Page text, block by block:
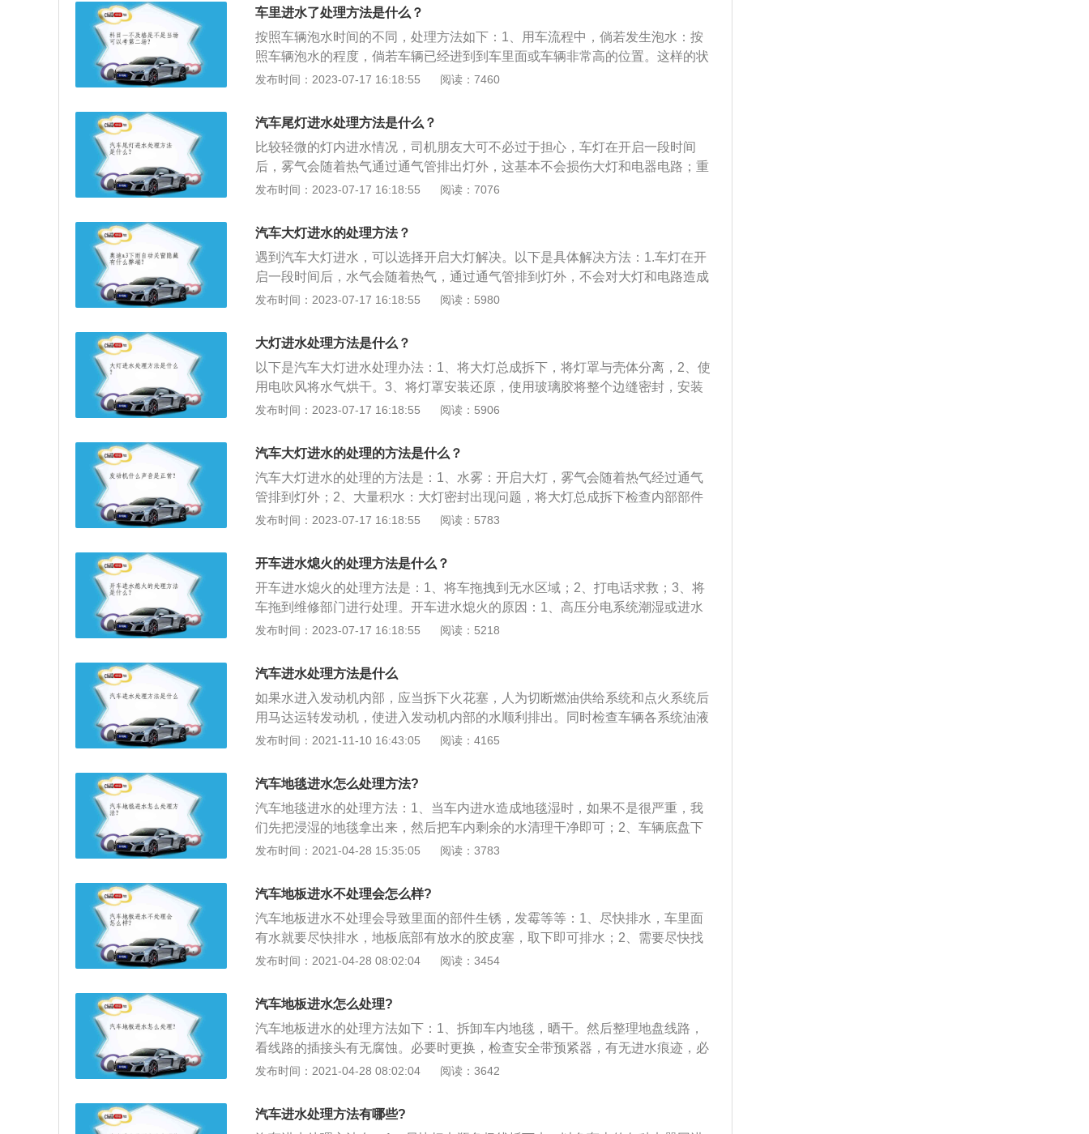
力，是给山地车洗链条用，可以打磨或者弱酸清洗。
车里进水了处理方法是什么？
按照车辆泡水时间的不同，处理方法如下：1、用车流程中，倘若发生泡水：按
照车辆泡水的程度，倘若车辆已经进到到车里面或车辆非常高的位置。这样的状
况一定不能在进到车里面移动车辆。需要尽快将车辆拖到修理机构实行检测修
火，一定不能再实行驾驶。应立即联络修理机构实行处理。因为出现这样的状况
的最大原因，是由于水已经发动机通过进气系统，严重的已经进到发动机燃烧室
内，影响到的熄火现象。倘若继续驾驶或继续起动车辆的话，发动机很有可能会
损坏。3、没有完全排除隐患的车辆：曾经被水泡过，但通过修理，没有完全排
除隐患的车辆。这样的状况，继续使用的风险比较大。严重的会发生车辆自燃，
发布时间：2023-07-17 16:18:55 阅读：7460
汽车尾灯进水处理方法是什么？
比较轻微的灯内进水情况，司机朋友大可不必过于担心，车灯在开启一段时间
后，雾气会随着热气通过通气管排出灯外，这基本不会损伤大灯和电器电路；重
度进水应该尽早去4S店拆解维修，或者将其拆卸，并打开灯罩，晾干后，检查尾
通气管。关于车灯的相关信息如下：1、简介：车灯就是指车辆上的灯具、是车
车灯：倒车灯在驾驶者挂上倒档时自动开启，它是白色透明的灯，主要是起提示
后面车辆正在倒车的作用。
发布时间：2023-07-17 16:18:55 阅读：7076
汽车大灯进水的处理方法？
遇到汽车大灯进水，可以选择开启大灯解决。以下是具体解决方法：1.车灯在开
启一段时间后，水气会随着热气，通过通气管排到灯外，不会对大灯和电路造成
损伤。2.如果车主有高压气枪，或者电吹风，将其调至冷风档，对发动机舱内容
密封出现问题。解决方法需将大灯拆下，仔细检查内部部件是否有破损，如存在
破损，需对大灯进行更换。
发布时间：2023-07-17 16:18:55 阅读：5980
大灯进水处理方法是什么？
以下是汽车大灯进水处理办法：1、将大灯总成拆下，将灯罩与壳体分离，2、使
用电吹风将水气烘干。3、将灯罩安装还原，使用玻璃胶将整个边缝密封，安装
好灯泡。以下是大灯进水处理方法：1、开灯晒干。将远光灯开启10分钟，然后
掉。2、将大灯灯罩拆下，用布擦干，再把大灯灯罩密封上。
发布时间：2023-07-17 16:18:55 阅读：5906
汽车大灯进水的处理的方法是什么？
汽车大灯进水的处理的方法是：1、水雾：开启大灯，雾气会随着热气经过通气
管排到灯外；2、大量积水：大灯密封出现问题，将大灯总成拆下检查内部部件
是否有破损，使用电吹风将水气烘干。大灯的拆下方法是：1、打开前机盖；2、
与前杠导槽固定螺丝，用手抓住前大灯的边缘部分，即可拉出前大灯。大灯的作
用是：1、准确照亮前方道路；2、提高夜间行驶的安全性；3、避免影响对面车
驾驶员的视线。
发布时间：2023-07-17 16:18:55 阅读：5783
开车进水熄火的处理方法是什么？
开车进水熄火的处理方法是：1、将车拖拽到无水区域；2、打电话求救；3、将
车拖到维修部门进行处理。开车进水熄火的原因：1、高压分电系统潮湿或进水
短路；2、排气管进水；3、进气口进水，即在空气滤清器处进水；4、发动机进
度超过前保险杠，行车时应多警惕；2、涉水深度超过发动机舱盖，不要继续行
驶；3、不要高速过水沟、水坑；4、保持足够的安全距离。
发布时间：2023-07-17 16:18:55 阅读：5218
汽车进水处理方法是什么
如果水进入发动机内部，应当拆下火花塞，人为切断燃油供给系统和点火系统后
用马达运转发动机，使进入发动机内部的水顺利排出。同时检查车辆各系统油液
状况，出现起沫、浑浊等现象应及时进行更换。1、车辆涉水过程中如果出现进
点，尽量使车辆前高后低，这样可使进入排气管中的水流出，避免损坏三元催化
转换器及消声器；检测完毕后应用压缩空气清除发动机舱内部电器连接部件，防
止水分积存在电器连接部位造成的腐蚀。重点清除部位是：保险盒、传感器插
头、车身积水存积处。清理完毕后，进行车辆路试，以确定发动机在行驶过程中
无异常噪音。如有明显行驶噪音，检查发动机轴承和旋转部件；2、涉水中如果
堵，打开胶堵能够放出车厢内的积水。但由于车内装饰材料地胶吸水性很强，应
拆除地胶，放置于宽敞空间便于水分的蒸发，安装后还要注意打开空调，将车辆
循环开关调整到内循环，使车厢内水蒸气通过空调系统排出车外，在夏季这是一
其是涉及到转向、传动等系统。如维修手册要求陆地巡洋舰在涉水后要对底盘部
或者对底盘进行拆装检查。
发布时间：2021-11-10 16:43:05 阅读：4165
汽车地毯进水怎么处理方法?
汽车地毯进水的处理方法：1、当车内进水造成地毯湿时，如果不是很严重，我
们先把浸湿的地毯拿出来，然后把车内剩余的水清理干净即可；2、车辆底盘下
部有几个密封胶堵，打开胶堵能够放出车厢内的积水，由于车内装饰材料地胶吸
后，我们只需在天气晴朗时将车窗打开充分晾晒即可，可以把车停放在有阳光的
地方，敞开车门进行晾晒即可。
发布时间：2021-04-28 15:35:05 阅读：3783
汽车地板进水不处理会怎么样?
汽车地板进水不处理会导致里面的部件生锈，发霉等等：1、尽快排水，车里面
有水就要尽快排水，地板底部有放水的胶皮塞，取下即可排水；2、需要尽快找
到进水点，检查汽车地板是否有变形，四周的胶条有没有损坏，做好标记；3、
发布时间：2021-04-28 08:02:04 阅读：3454
汽车地板进水怎么处理?
汽车地板进水的处理方法如下：1、拆卸车内地毯，晒干。然后整理地盘线路，
看线路的插接头有无腐蚀。必要时更换，检查安全带预紧器，有无进水痕迹，必
要时更换；2、检查车内的靠近底板的所有电器元件，有进水腐蚀的痕迹都要更
内件腐蚀生锈的。
发布时间：2021-04-28 08:02:04 阅读：3642
汽车进水处理方法有哪些?